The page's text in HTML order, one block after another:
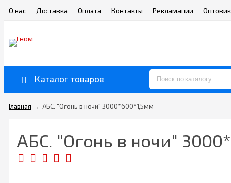
О нас Доставка Оплата Контакты Рекламации
Каталог товаров
Главная → АБС. "Огонь в ночи" 3000*600*1,5мм
АБС. "Огонь в ночи"